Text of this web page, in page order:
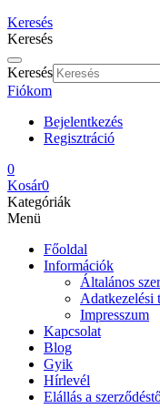
Keresés
Keresés
Keresés
Fiókom
Bejelentkezés
Regisztráció
0
Kosár0
Kategóriák
Menü
Főoldal
Információk
Általános
Adatkezelési
Impresszum
Kapcsolat
Blog
Gyik
Hírlevél
Elállás a